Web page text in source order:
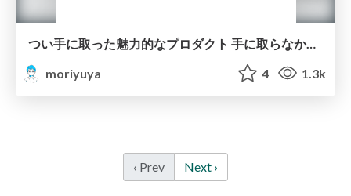
つい手に取った魅力的なプロダクト 手に取らなかったプロダクト/decided on this product
moriyuya
4 1.3k
‹ Prev Next ›